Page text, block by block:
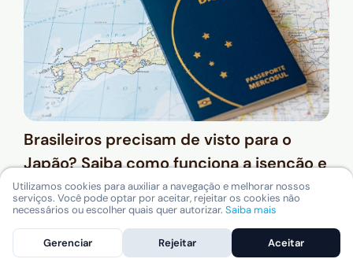
Brasileiros precisam de visto para o
Japão? Saiba como funciona a isenção e
quais os requisitos
Utilizamos cookies para auxiliar a navegação e melhorar nossos
serviços. Você pode optar por aceitar, rejeitar os cookies não
necessários ou escolher quais quer autorizar. Saiba mais
Gerenciar Rejeitar Aceitar